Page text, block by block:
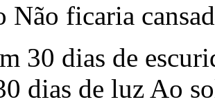
Não ficaria
30 dias de
dias de luz Ao